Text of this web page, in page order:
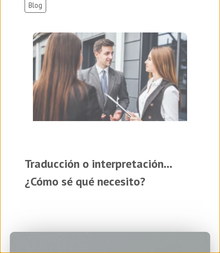
Blog
Traducción o interpretación...
¿Cómo sé qué necesito?